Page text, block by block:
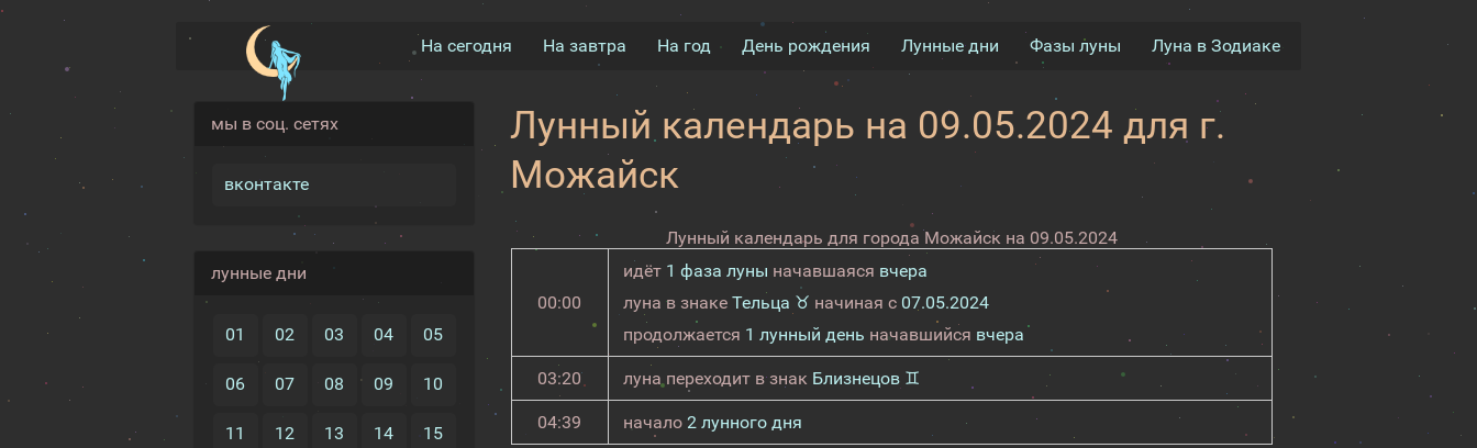
На сегодня На завтра На год День рождения Лунные дни Фазы луны Луна в Зодиаке
мы в соц. сетях
вконтакте
лунные дни
01 02 03 04 05
06 07 08 09 10
11 12 13 14 15
Лунный календарь на 09.05.2024 для г.
Можайск
Лунный календарь для города Можайск на 09.05.2024
00:00
идёт 1 фаза луны начавшаяся вчера
луна в знаке Тельца ♉ начиная с 07.05.2024
продолжается 1 лунный день начавшийся вчера
03:20 луна переходит в знак Близнецов ♊
04:39 начало 2 лунного дня